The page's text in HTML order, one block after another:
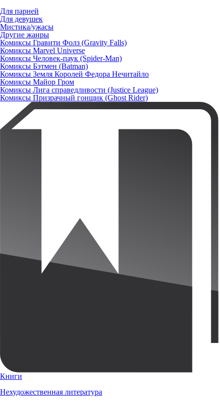
Для парней
Для девушек
Мистика/ужасы
Другие жанры
Комиксы Гравити Фолз (Gravity Falls)
Комиксы Marvel Universe
Комиксы Человек-паук (Spider-Man)
Комиксы Бэтмен (Batman)
Комиксы Земля Королей Федора Нечитайло
Комиксы Майор Гром
Комиксы Лига справедливости (Justice League)
Комиксы Призрачный гонщик (Ghost Rider)
Книги
Нехудожественная литература